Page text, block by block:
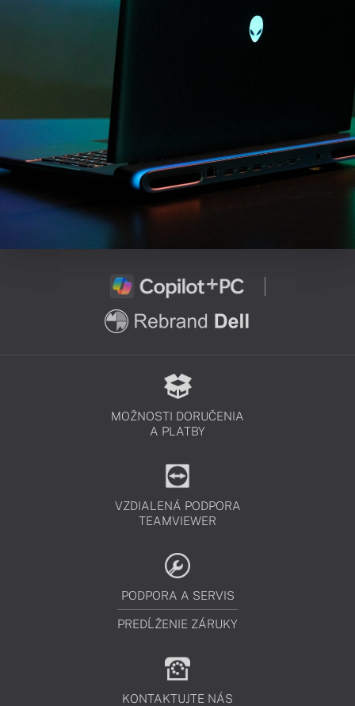
MOŽNOSTI DORUČENIA
A PLATBY
VZDIALENÁ PODPORA
TEAMVIEWER
PODPORA A SERVIS
PREDĹŽENIE ZÁRUKY
KONTAKTUJTE NÁS